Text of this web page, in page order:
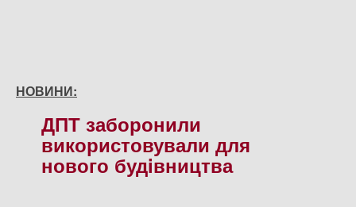
НОВИНИ:
ДПТ заборонили
використовували для
нового будiвництва